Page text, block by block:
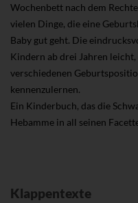
Wochenbett nach dem
vielen Dinge, die eine
Baby gut geht. Die
Kindern ab drei Jahren
verschiedenen
kennenzulernen.
Ein Kinderbuch, das die
Hebamme in all seinen
Klappentexte